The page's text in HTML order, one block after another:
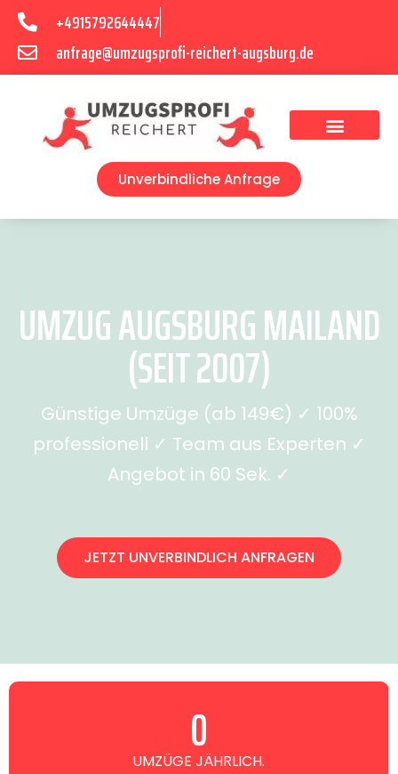
+4915792644447
anfrage@umzugsprofi-reichert-augsburg.de
Unverbindliche Anfrage
UMZUG AUGSBURG MAILAND
(SEIT 2007)
Günstige Umzüge (ab 149€) ✓ 100%
professionell ✓ Team aus Experten ✓
Angebot in 60 Sek. ✓
JETZT UNVERBINDLICH ANFRAGEN
UMZÜGE JÄHRLICH.
0